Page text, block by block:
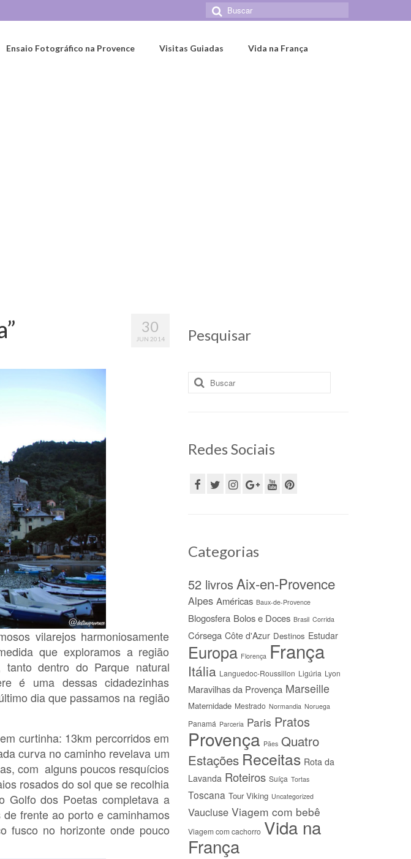
Buscar
por:
Ensaio Fotográfico na Provence Visitas Guiadas Vida na França
30
JUN 2014
vilarejos harmoniosamente
que exploramos a região
tanto dentro do Parque natural
é uma dessas cidadezinhas
dia que passamos na região
curtinha: 13km percorridos em
curva no caminho revelava um
com alguns poucos resquícios
rosados do sol que se recolhia
Golfo dos Poetas completava a
frente ao porto e caminhamos
fusco no horizonte onde pouco
Pesquisar
Buscar
por:
Redes Sociais
Categorias
52 livros Aix-en-Provence
Alpes Américas Baux-de-Provence
Blogosfera Bolos e Doces Brasil Corrida
Córsega Côte d'Azur Destinos Estudar
Europa Florença França
Itália Languedoc-Roussillon Ligúria Lyon
Maravilhas da Provença Marseille
Maternidade Mestrado Normandia Noruega
Panamá Parceria Paris Pratos
Provença Pães Quatro
Estações Receitas Rota da
Lavanda Roteiros Suíça Tortas
Toscana Tour Viking Uncategorized
Vaucluse Viagem com bebê
Viagem com cachorro Vida na
França